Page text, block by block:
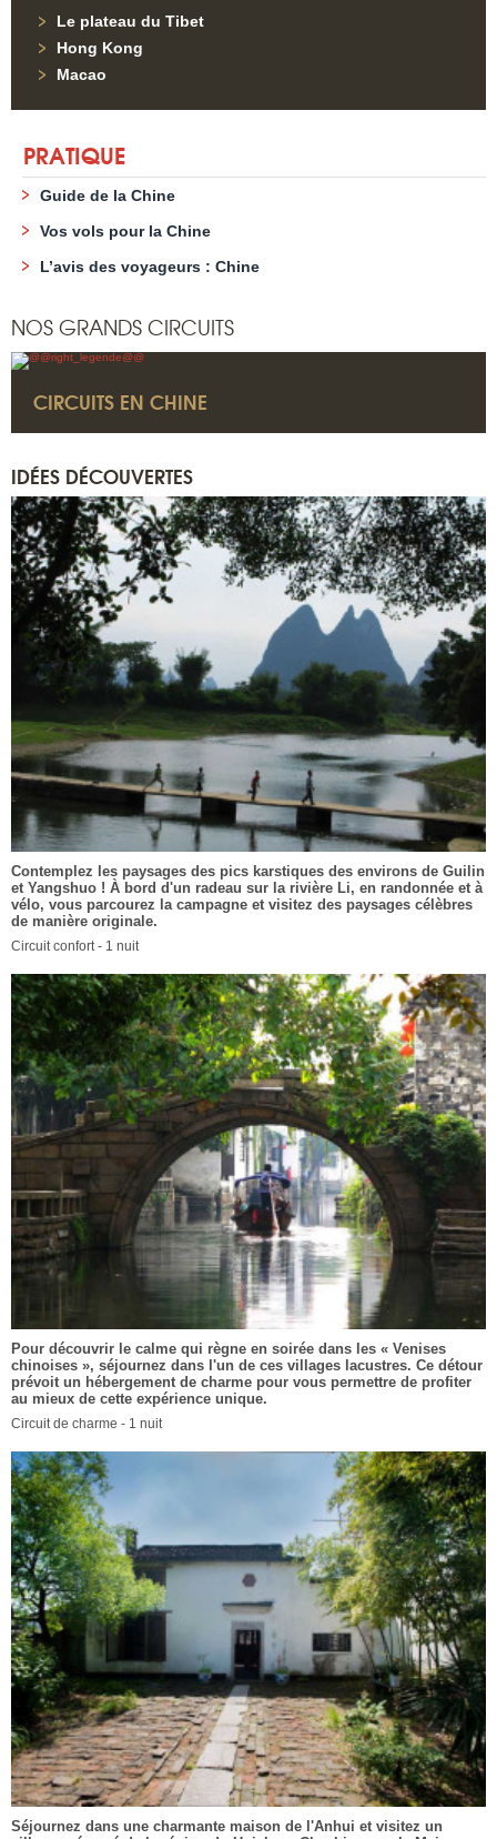
Le plateau du Tibet
Hong Kong
Macao
PRATIQUE
Guide de la Chine
Vos vols pour la Chine
L’avis des voyageurs : Chine
NOS GRANDS CIRCUITS
CIRCUITS EN CHINE
IDÉES DÉCOUVERTES
Contemplez les paysages des pics karstiques des environs de Guilin
et Yangshuo ! À bord d'un radeau sur la rivière Li, en randonnée et à
vélo, vous parcourez la campagne et visitez des paysages célèbres
de manière originale.
Circuit confort - 1 nuit
Pour découvrir le calme qui règne en soirée dans les « Venises
chinoises », séjournez dans l'un de ces villages lacustres. Ce détour
prévoit un hébergement de charme pour vous permettre de profiter
au mieux de cette expérience unique.
Circuit de charme - 1 nuit
Séjournez dans une charmante maison de l'Anhui et visitez un